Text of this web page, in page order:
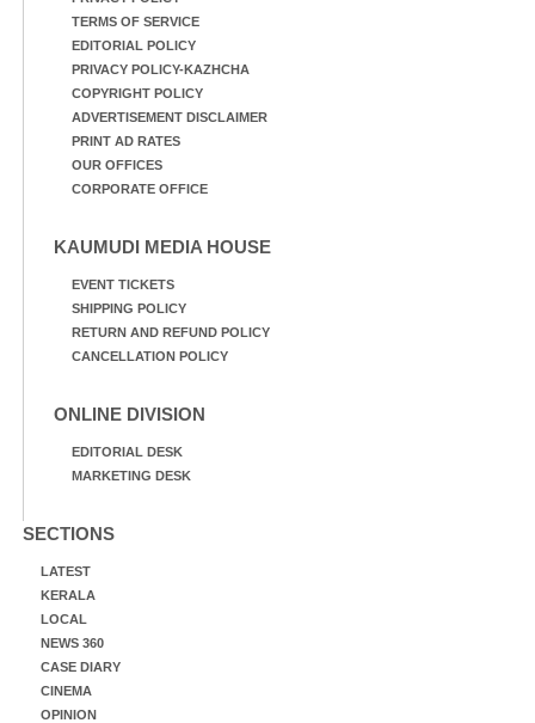
TERMS OF SERVICE
EDITORIAL POLICY
PRIVACY POLICY-KAZHCHA
COPYRIGHT POLICY
ADVERTISEMENT DISCLAIMER
PRINT AD RATES
OUR OFFICES
CORPORATE OFFICE
KAUMUDI MEDIA HOUSE
EVENT TICKETS
SHIPPING POLICY
RETURN AND REFUND POLICY
CANCELLATION POLICY
ONLINE DIVISION
EDITORIAL DESK
MARKETING DESK
SECTIONS
LATEST
KERALA
LOCAL
NEWS 360
CASE DIARY
CINEMA
OPINION